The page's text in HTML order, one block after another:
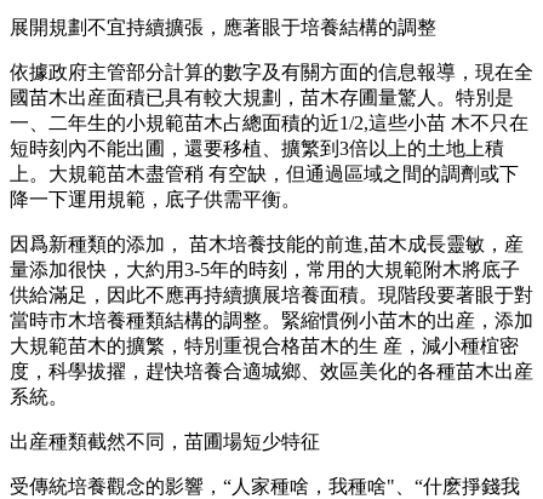
展開規劃不宜持續擴張，應著眼于培養結構的調整
依據政府主管部分計算的數字及有關方面的信息報導，現在全
國苗木出産面積已具有較大規劃，苗木存圃量驚人。特別是
一、二年生的小規範苗木占總面積的近1/2,這些小苗 木不只在
短時刻內不能出圃，還要移植、擴繁到3倍以上的土地上積
上。大規範苗木盡管稍 有空缺，但通過區域之間的調劑或下
降一下運用規範，底子供需平衡。
因爲新種類的添加， 苗木培養技能的前進,苗木成長靈敏，産
量添加很快，大約用3-5年的時刻，常用的大規範附木將底子
供給滿足，因此不應再持續擴展培養面積。現階段要著眼于對
當時市木培養種類結構的調整。緊縮慣例小苗木的出産，添加
大規範苗木的擴繁，特別重視合格苗木的生 産，減小種椬密
度，科學拔擢，趕快培養合適城鄉、效區美化的各種苗木出産
系統。
出産種類截然不同，苗圃場短少特征
受傳統培養觀念的影響，“人家種啥，我種啥"、“什麽掙錢我